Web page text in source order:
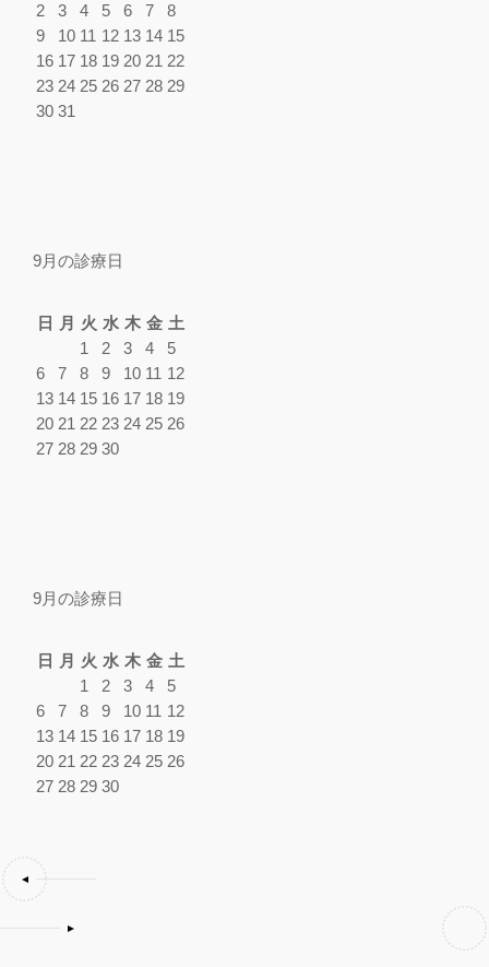
2
3 4 5 6 7
8
9
10 11 12 13 14 15
16 17 18 19 20 21 22
23 24 25 26 27 28 29
30 31
9月の診療日
日 月 火 水 木 金 土
1
2 3 4
5
6
7 8 9 10 11 12
13 14 15 16 17 18 19
20 21 22 23 24 25 26
27 28 29 30
9月の診療日
日 月 火 水 木 金 土
1
2 3 4
5
6
7 8 9 10 11 12
13 14 15 16 17 18 19
20 21 22 23 24 25 26
27 28 29 30